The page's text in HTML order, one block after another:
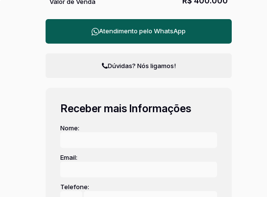
Atendimento pelo WhatsApp
Dúvidas? Nós ligamos!
Receber mais Informações
Nome:
Email:
Telefone: